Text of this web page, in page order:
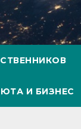
И БИЗНЕС